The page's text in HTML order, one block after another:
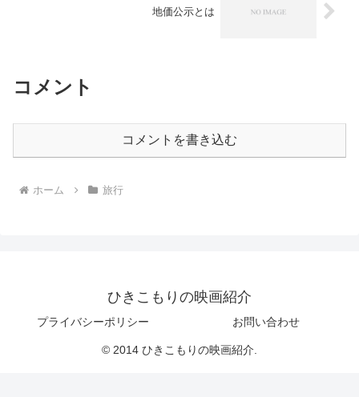
地価公示とは
コメント
コメントを書き込む
ホーム 旅行
ひきこもりの映画紹介
プライバシーポリシー お問い合わせ
© 2014 ひきこもりの映画紹介.